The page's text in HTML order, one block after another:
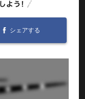
シェアする